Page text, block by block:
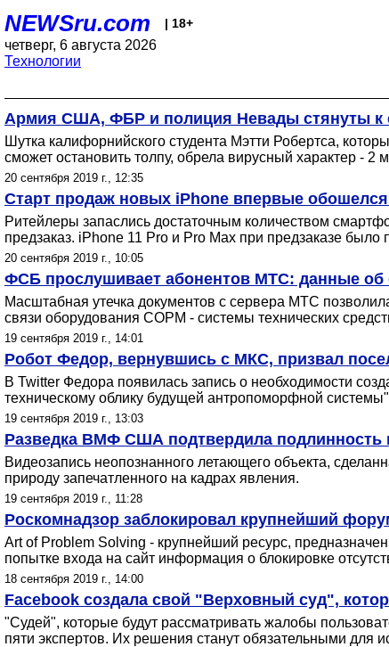
NEWSru.com | 18+
четверг, 6 августа 2026
Технологии
Армия США, ФБР и полиция Невады стянуты к
Шутка калифорнийского студента Мэтти Робертса,
сможет остановить толпу, обрела вирусный характер -
20 сентября 2019 г., 12:35
Cтарт продаж новых iPhone впервые
Ритейлеры запаслись достаточным количеством
предзаказ. iPhone 11 Pro и Pro Max при предзаказе
20 сентября 2019 г., 10:05
ФСБ прослушивает абонентов МТС: данные об
Масштабная утечка документов с сервера МТС
связи оборудования СОРМ - системы технических
19 сентября 2019 г., 14:01
Робот Федор, вернувшись с МКС, призвал
В Twitter Федора появилась запись о необходимости
техническому облику будущей антропоморфной
19 сентября 2019 г., 13:03
Разведка ВМФ США подтвердила
Видеозапись неопознанного летающего объекта,
природу запечатленного на кадрах явления.
19 сентября 2019 г., 11:28
Роскомнадзор заблокировал крупнейший
Art of Problem Solving - крупнейший ресурс,
попытке входа на сайт информация о блокировке
18 сентября 2019 г., 14:00
Facebook создала свой "Верховный суд",
"Судей", которые будут рассматривать жалобы
пяти экспертов. Их решения станут обязательными для